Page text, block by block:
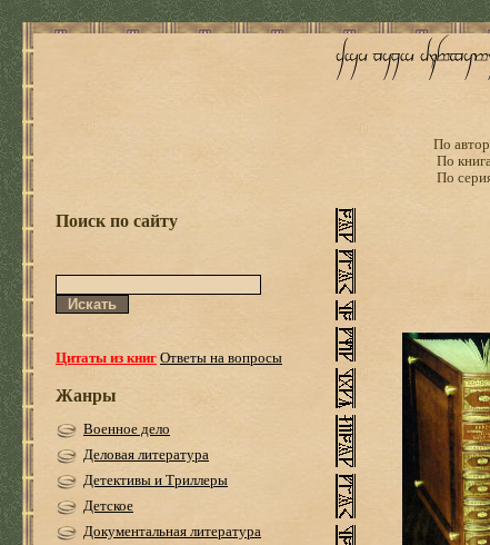
По
По
По
Поиск по сайту
Цитаты из книгОтветы на вопросы
Жанры
Военное дело
Деловая литература
Детективы и Триллеры
Детское
Документальная литература